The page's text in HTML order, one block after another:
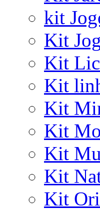
kit
Kit
Kit
Kit
Kit
Kit
Kit
Kit
Kit